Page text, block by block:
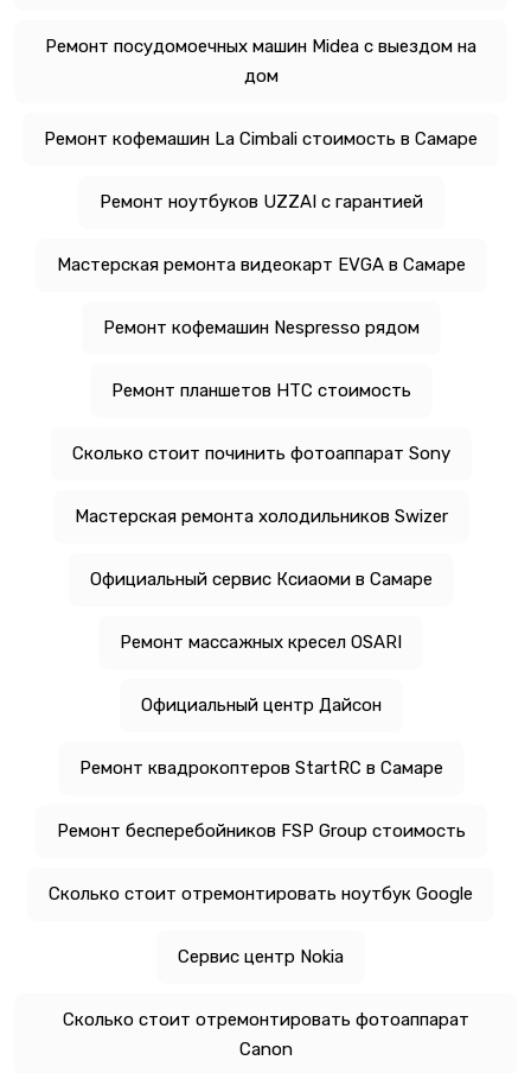
Ремонт посудомоечных машин Midea с выездом на
дом
Ремонт кофемашин La Cimbali стоимость в Самаре
Ремонт ноутбуков UZZAI с гарантией
Мастерская ремонта видеокарт EVGA в Самаре
Ремонт кофемашин Nespresso рядом
Ремонт планшетов HTC стоимость
Сколько стоит починить фотоаппарат Sony
Мастерская ремонта холодильников Swizer
Официальный сервис Ксиаоми в Самаре
Ремонт массажных кресел OSARI
Официальный центр Дайсон
Ремонт квадрокоптеров StartRC в Самаре
Ремонт бесперебойников FSP Group стоимость
Сколько стоит отремонтировать ноутбук Google
Сервис центр Nokia
Сколько стоит отремонтировать фотоаппарат
Canon